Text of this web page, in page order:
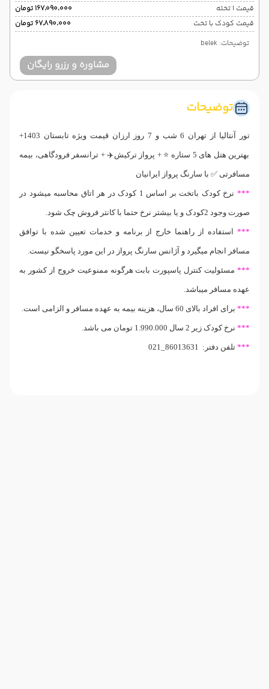
قیمت 1 تخته
۱۶۷٬۰۹۰٬۰۰۰ تومان
قیمت کودک با تخت
۶۷٬۸۹۰٬۰۰۰ تومان
توضیحات: belek
مشاوره و رزرو رایگان
توضیحات
تور آنتالیا از تهران 6 شب و 7 روز ارزان قیمت ویژه تابستان 1403+
بهترین هتل های 5 ستاره ⭐️ + پرواز ترکیش✈️ + ترانسفر فرودگاهی، بیمه
مسافرتی ✅ با سارنگ پرواز ایرانیان
*** نرخ کودک باتخت بر اساس 1 کودک در هر اتاق محاسبه میشود در
صورت وجود 2کودک و یا بیشتر نرخ حتما با کانتر فروش چک شود.
*** استفاده از راهنما خارج از برنامه و خدمات تعیین شده با توافق
مسافر انجام میگیرد و آژانس سارنگ پرواز در این مورد پاسخگو نیست.
*** مسئولیت کنترل پاسپورت بابت هرگونه ممنوعیت خروج از کشور به
عهده مسافر میباشد.
*** برای افراد بالای 60 سال، هزینه بیمه به عهده مسافر و الزامی است.
*** نرخ کودک زیر 2 سال 1.990.000 تومان می باشد.
*** تلفن دفتر: 86013631_021